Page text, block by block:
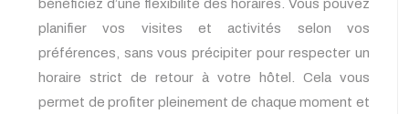
bénéficiez d’une flexibilité des horaires. Vous pouvez
planifier vos visites et activités selon vos
préférences, sans vous précipiter pour respecter un
horaire strict de retour à votre hôtel. Cela vous
permet de profiter pleinement de chaque moment et